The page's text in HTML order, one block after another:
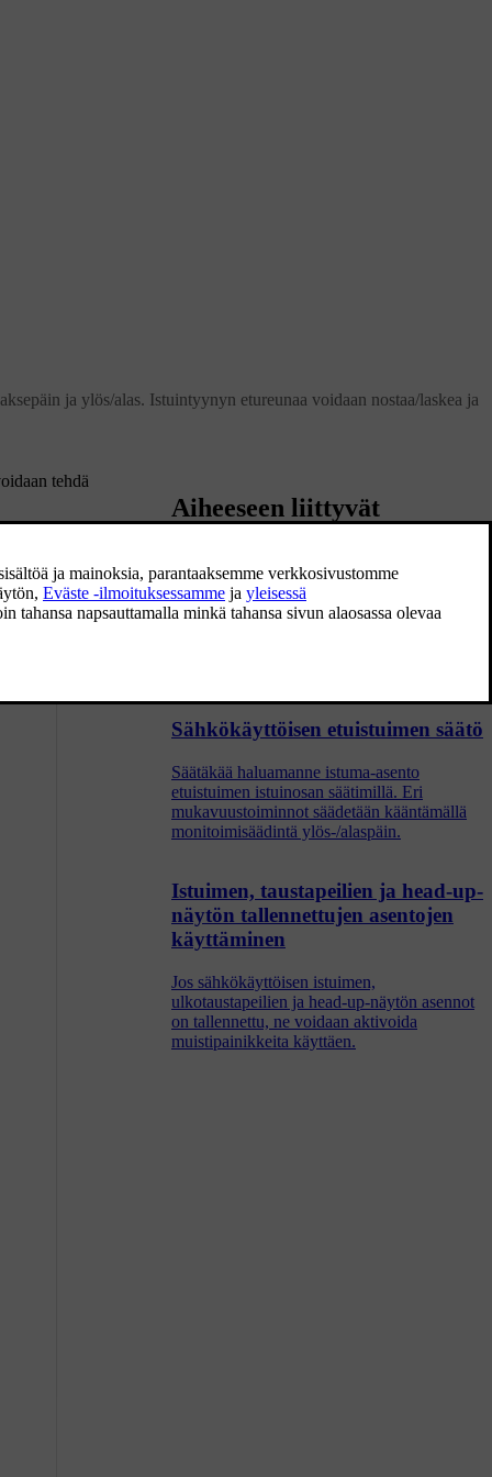
ja ylös/alas. Istuintyynyn etureunaa voidaan nostaa/laskea ja
tehdä
Aiheeseen liittyvät
Etuistuimet
Sähkökäyttöisen etuistuimen säätö
Säätäkää haluamanne istuma-asento
etuistuimen istuinosan säätimillä. Eri
mukavuustoiminnot säädetään kääntämällä
monitoimisäädintä ylös-/alaspäin.
Istuimen, taustapeilien ja head-up-
näytön tallennettujen asentojen
käyttäminen
Jos sähkökäyttöisen istuimen,
ulkotaustapeilien ja head-up-näytön asennot
on tallennettu, ne voidaan aktivoida
muistipainikkeita käyttäen.